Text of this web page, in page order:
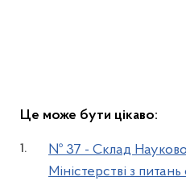
Це може бути цікаво:
№ 37 - Склад
Міністерстві з